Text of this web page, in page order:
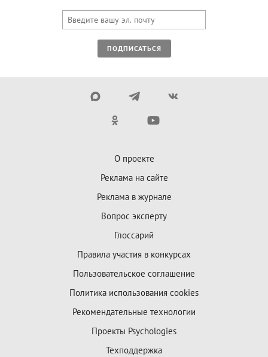
ПОДПИСАТЬСЯ
О проекте
Реклама на сайте
Реклама в журнале
Вопрос эксперту
Глоссарий
Правила участия в конкурсах
Пользовательское соглашение
Политика использования cookies
Рекомендательные технологии
Проекты Psychologies
Техподдержка